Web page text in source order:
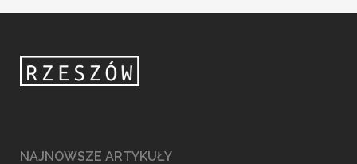
NAJNOWSZE ARTYKUŁY